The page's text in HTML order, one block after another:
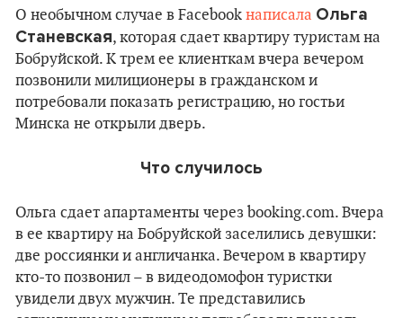
О необычном случае в Facebook написала Ольга
Станевская, которая сдает квартиру туристам на
Бобруйской. К трем ее клиенткам вчера вечером
позвонили милиционеры в гражданском и
потребовали показать регистрацию, но гостьи
Минска не открыли дверь.
Что случилось
Ольга сдает апартаменты через booking.com. Вчера
в ее квартиру на Бобруйской заселились девушки:
две россиянки и англичанка. Вечером в квартиру
кто-то позвонил – в видеодомофон туристки
увидели двух мужчин. Те представились